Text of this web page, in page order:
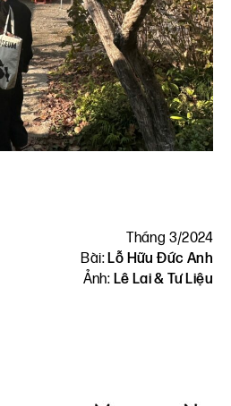
Tháng 3/2024
Bài:Lỗ Hữu Đức Anh
Ảnh: Lê Lai & Tư Liệu